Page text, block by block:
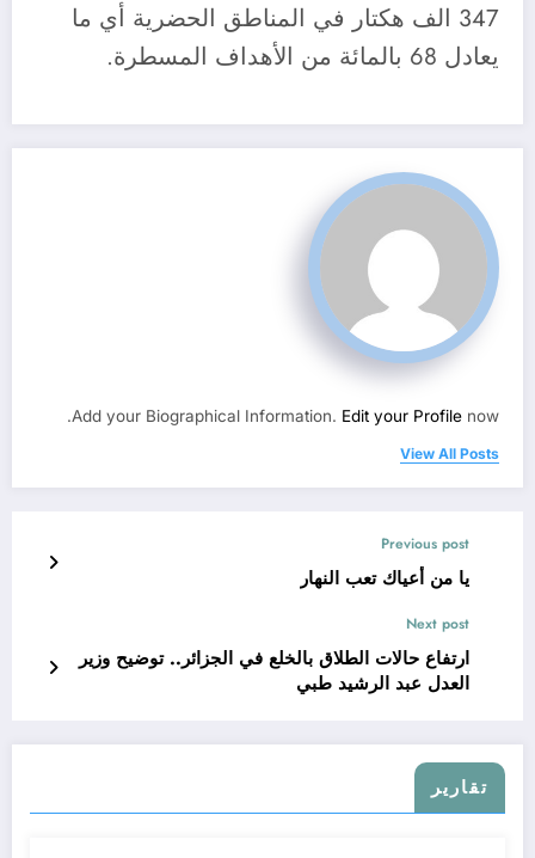
347 الف هكتار في المناطق الحضرية أي ما
يعادل 68 بالمائة من الأهداف المسطرة.
Add your Biographical Information. Edit your Profile now.
View All Posts
Previous post
يا من أعياك تعب النهار
Next post
ارتفاع حالات الطلاق بالخلع في الجزائر.. توضيح وزير
العدل عبد الرشيد طبي
تقارير